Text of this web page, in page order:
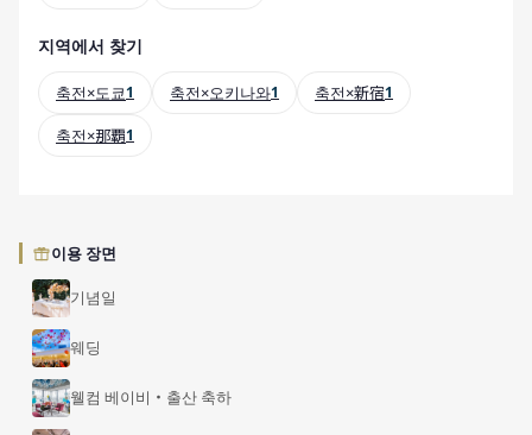
이용 장면
기념일
웨딩
웰컴 베이비・출산 축하
지역에서 찾기
축전×도쿄1 축전×오키나와1 축전×新宿1
축전×那覇1